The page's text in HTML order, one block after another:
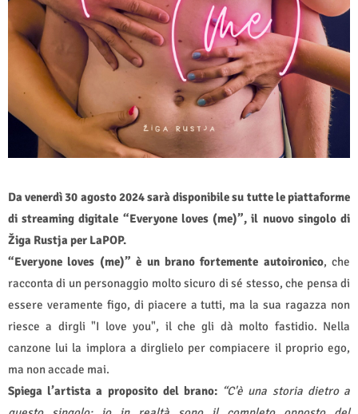
Da venerdì 30 agosto 2024 sarà disponibile su tutte le piattaforme
di streaming digitale “Everyone loves (me)”, il nuovo singolo di
Žiga Rustja per LaPOP.
“Everyone loves (me)” è un brano fortemente autoironico, che
racconta di un personaggio molto sicuro di sé stesso, che pensa di
essere veramente figo, di piacere a tutti, ma la sua ragazza non
riesce a dirgli "I love you", il che gli dà molto fastidio. Nella
canzone lui la implora a dirglielo per compiacere il proprio ego,
ma non accade mai.
Spiega l’artista a proposito del brano: “C'è una storia dietro a